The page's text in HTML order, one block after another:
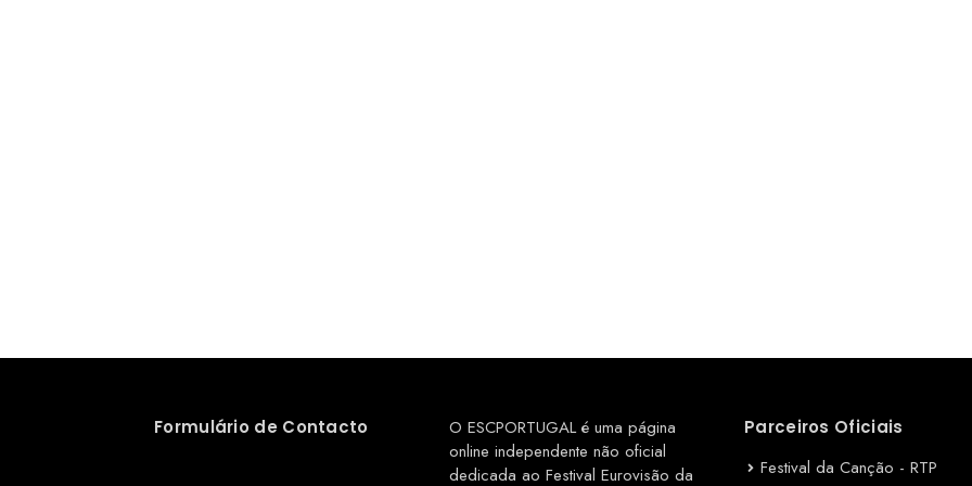
Formulário de Contacto
O ESCPORTUGAL é uma página
online independente não oficial
dedicada ao Festival Eurovisão da
Parceiros Oficiais
Festival da Canção - RTP